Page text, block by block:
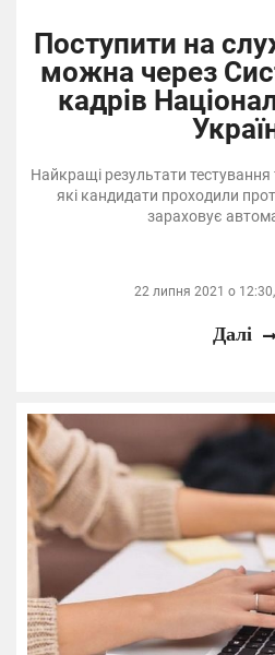
Поступити на
можна через
кадрів
Найкращі результати
які кандидати проходили
зараховує
22 липня 2021 о 12:30,
Далі